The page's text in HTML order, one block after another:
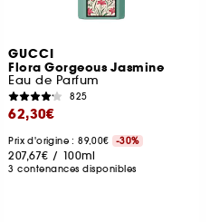
GUCCI
Flora Gorgeous Jasmine
Eau de Parfum
825
62,30€
Prix d'origine : 89,00€ -30%
207,67€ / 100ml
3 contenances disponibles